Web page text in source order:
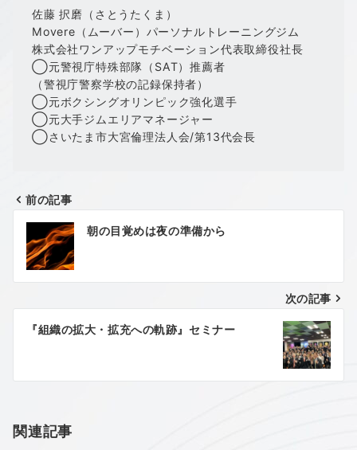
佐藤 択磨（さとうたくま）
Movere（ムーバー）パーソナルトレーニングジム
株式会社ワンアップモチベーション代表取締役社長
◯元警視庁特殊部隊（SAT）推薦者
（警視庁警察学校の記録保持者）
◯元ボクシングオリンピック強化選手
◯元大手ジムエリアマネージャー
◯さいたま市大宮倫理法人会/第13代会長
投
稿
ナ
シ
ン
前の記事
朝の目覚めは夜の準備から
次の記事
『組織の拡大・拡充への軌跡』セミナー
関連記事